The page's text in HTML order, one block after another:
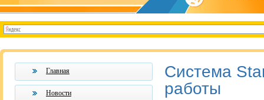
Главная
Новости
Система
работы